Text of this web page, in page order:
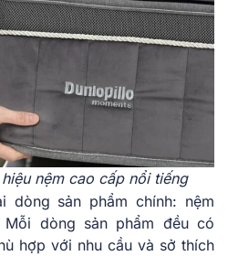
nệm cao cấp nổi tiếng
dòng sản phẩm chính: nệm
dòng sản phẩm đều có
hợp với nhu cầu và sở thích